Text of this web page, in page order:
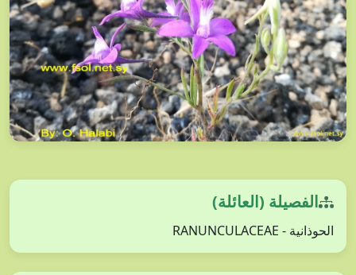
الفصيلة (العائلة)
الحوذانية - RANUNCULACEAE